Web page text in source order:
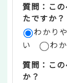
リ
ア
質問：こ
たですか？
わかり
い
わ
質問：こ
か？